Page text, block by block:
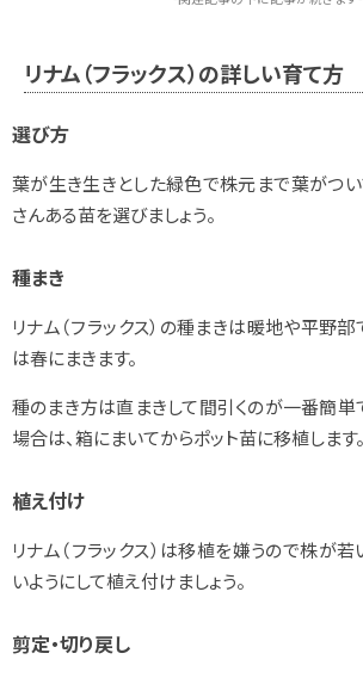
リナム（フラックス）の詳しい育て方
選び方
葉が生き生きとした緑色で株元まで葉がつい
さんある苗を選びましょう。
種まき
リナム（フラックス）の種まきは暖地や平野
は春にまきます。
種のまき方は直まきして間引くのが一番簡単
場合は、箱にまいてからポット苗に移植します。
植え付け
リナム（フラックス）は移植を嫌うので株が
いようにして植え付けましょう。
剪定・切り戻し